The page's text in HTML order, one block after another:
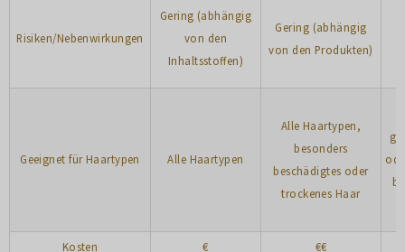
Risiken/Nebenwirkungen
Gering (abhängig
von den
Inhaltsstoffen)
Gering (abhängig
von den Produkten)
Geeignet für Haartypen Alle Haartypen
Alle Haartypen,
besonders
beschädigtes oder
trockenes Haar
Kosten € €€